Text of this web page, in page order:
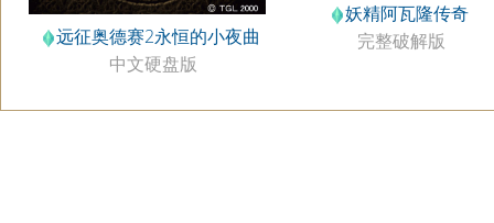
远征奥德赛2永恒的小夜曲
中文硬盘版
妖精阿瓦隆传奇
完整破解版